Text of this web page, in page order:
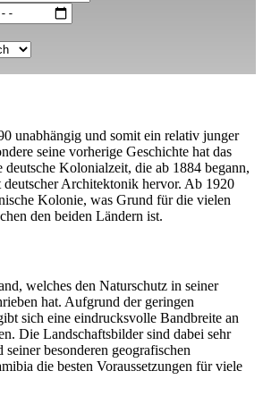
unabhängig und somit ein relativ junger
seine vorherige Geschichte hat das
Kolonialzeit, die ab 1884 begann,
deutscher Architektonik hervor. Ab 1920
Kolonie, was Grund für die vielen
den beiden Ländern ist.
welches den Naturschutz in seiner
hat. Aufgrund der geringen
sich eine eindrucksvolle Bandbreite an
Die Landschaftsbilder sind dabei sehr
besonderen geografischen
die besten Voraussetzungen für viele